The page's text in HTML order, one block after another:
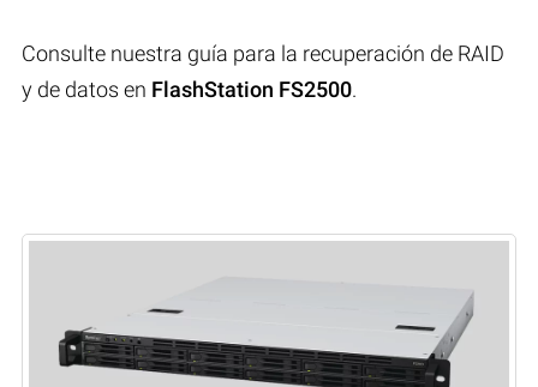
Consulte nuestra guía para la recuperación de RAID
y de datos en FlashStation FS2500.